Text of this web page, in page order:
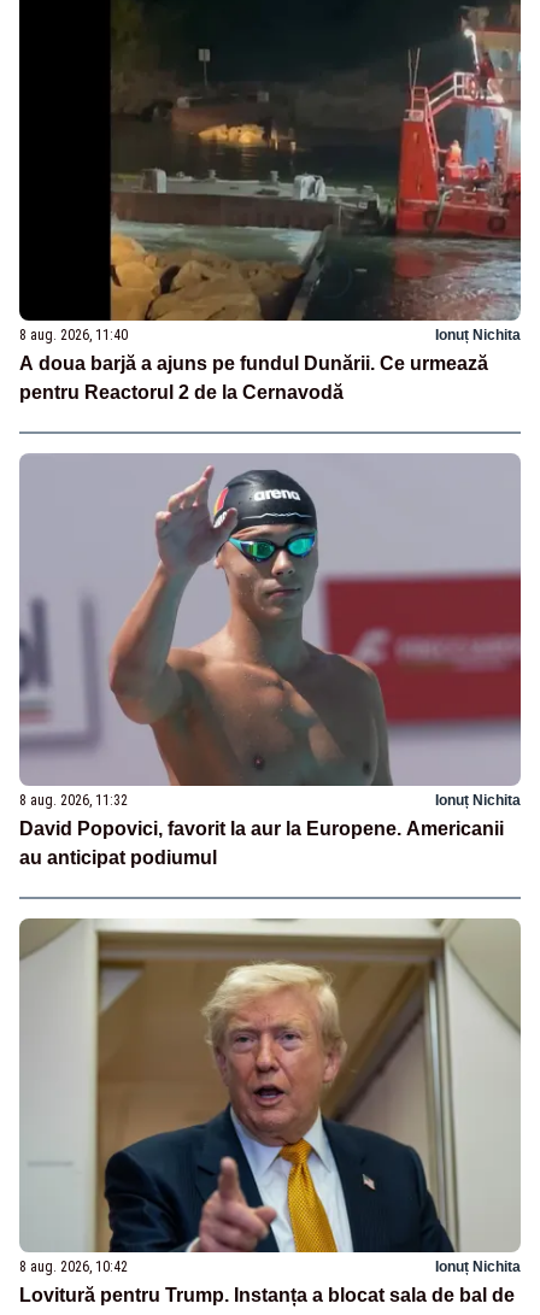
8 aug. 2026, 11:40 Ionuț Nichita
A doua barjă a ajuns pe fundul Dunării. Ce urmează
pentru Reactorul 2 de la Cernavodă
8 aug. 2026, 11:32 Ionuț Nichita
David Popovici, favorit la aur la Europene. Americanii
au anticipat podiumul
8 aug. 2026, 10:42 Ionuț Nichita
Lovitură pentru Trump. Instanța a blocat sala de bal de